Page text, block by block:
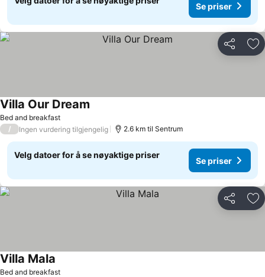
Se priser
Del
Bed and breakfast
Villa Our Dream
/ Ingen vurdering tilgjengelig 2.6 km til Sentrum
Velg datoer for å se nøyaktige priser
Se priser
Del
Bed and breakfast
Villa Mala